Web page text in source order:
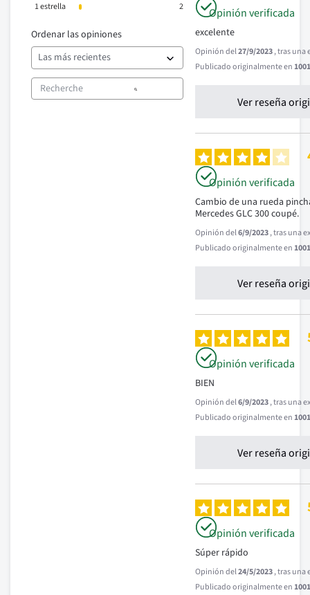
1estrella 2
Ordenar las opiniones
Opinión verificada
excelente
Opinión del27/9/2023, tras una
Publicado originalmente en
Ver reseña
Opinión verificada
Cambio de una rueda
Mercedes GLC 300 coupé.
Opinión del6/9/2023, tras una
Publicado originalmente en
Ver reseña
Opinión verificada
BIEN
Opinión del6/9/2023, tras una
Publicado originalmente en
Ver reseña
Opinión verificada
Súper rápido
Opinión del24/5/2023, tras una
Publicado originalmente en